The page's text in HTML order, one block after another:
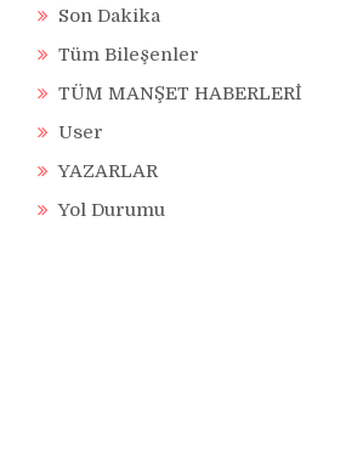
Son Dakika
Tüm Bileşenler
TÜM MANŞET HABERLERİ
User
YAZARLAR
Yol Durumu